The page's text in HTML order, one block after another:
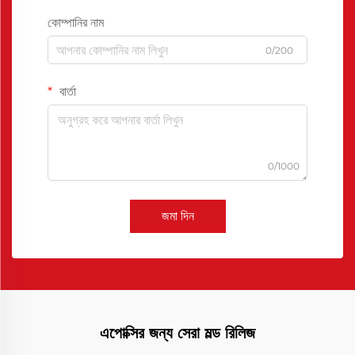
কোম্পানির নাম
0/200
বার্তা
0/1000
জমা দিন
এপোক্সির জন্য সেরা মল্ড রিলিজ